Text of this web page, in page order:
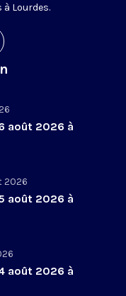
Lourdes.
août 2026 à
2026
août 2026 à
août 2026 à